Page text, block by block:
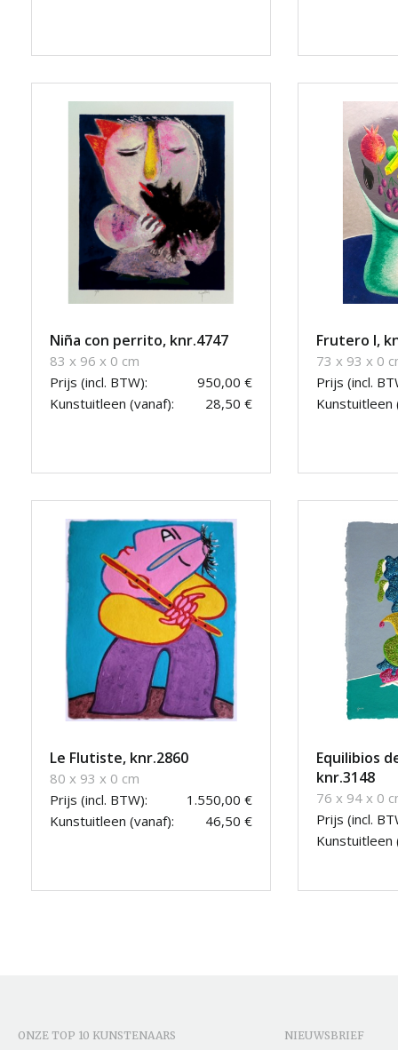
Niña con perrito, knr.4747
83 x 96 x 0 cm
Prijs (incl. BTW):
950,00 €
Kunstuitleen (vanaf):
28,50 €
Frutero I,
73 x 93 x 0
Prijs (incl.
Kunstuitleen
Le Flutiste, knr.2860
80 x 93 x 0 cm
Prijs (incl. BTW):
1.550,00 €
Kunstuitleen (vanaf):
46,50 €
Equilibios
knr.3148
76 x 94 x 0
Prijs (incl.
Kunstuitleen
ONZE TOP 10 KUNSTENAARS NIEUWSBRIEF